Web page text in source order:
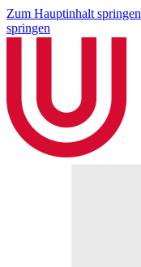
Zum Hauptinhalt springen
springen